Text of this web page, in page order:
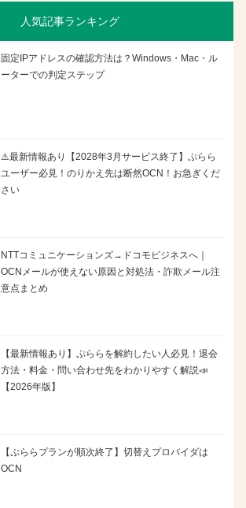
人気記事ランキング
固定IPアドレスの確認方法は？Windows・Mac・ル
ーターでの判定ステップ
⚠️最新情報あり【2028年3月サービス終了】ぷらら
ユーザー必見！のりかえ先は断然OCN！お急ぎくだ
さい
NTTコミュニケーションズ→ドコモビジネスへ｜
OCNメールが使えない原因と対処法・詐欺メール注
意点まとめ
【最新情報あり】ぷららを解約したい人必見！退会
方法・料金・問い合わせ先をわかりやすく解説📣
【2026年版】
【ぷららプランが順次終了】切替えプロバイダは
OCN